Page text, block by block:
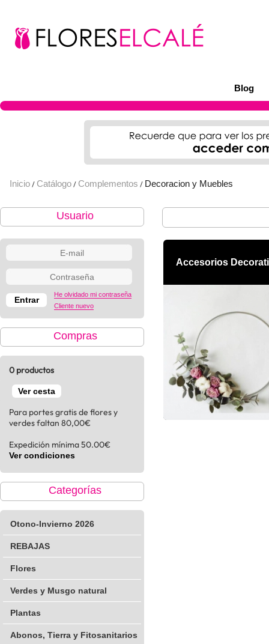
Blog
Inicio / Catálogo / Complementos / Decoracion y Muebles
Usuario
He olvidado mi contraseña
Cliente nuevo
Compras
0 productos
Ver cesta
Para portes gratis de flores y
verdes faltan 80,00€
Expedición mínima 50.00€
Ver condiciones
Categorías
Otono-Invierno 2026
REBAJAS
Flores
Verdes y Musgo natural
Plantas
Abonos, Tierra y Fitosanitarios
Accesorios